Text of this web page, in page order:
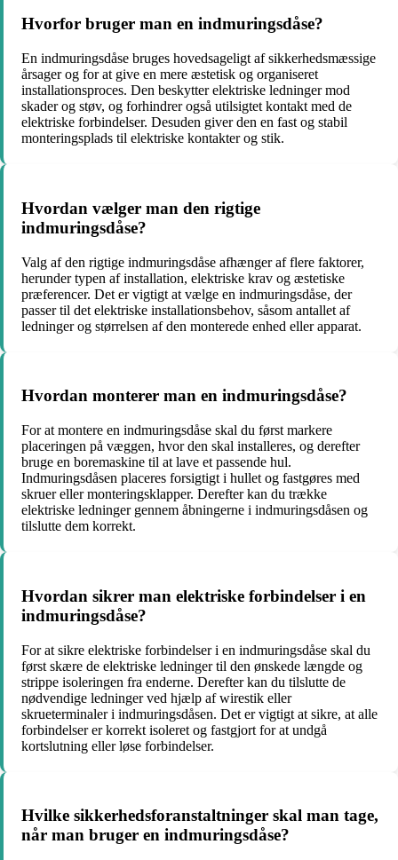
Hvorfor bruger man en indmuringsdåse?
En indmuringsdåse bruges hovedsageligt af sikkerhedsmæssige
årsager og for at give en mere æstetisk og organiseret
installationsproces. Den beskytter elektriske ledninger mod
skader og støv, og forhindrer også utilsigtet kontakt med de
elektriske forbindelser. Desuden giver den en fast og stabil
monteringsplads til elektriske kontakter og stik.
Hvordan vælger man den rigtige
indmuringsdåse?
Valg af den rigtige indmuringsdåse afhænger af flere faktorer,
herunder typen af installation, elektriske krav og æstetiske
præferencer. Det er vigtigt at vælge en indmuringsdåse, der
passer til det elektriske installationsbehov, såsom antallet af
ledninger og størrelsen af den monterede enhed eller apparat.
Hvordan monterer man en indmuringsdåse?
For at montere en indmuringsdåse skal du først markere
placeringen på væggen, hvor den skal installeres, og derefter
bruge en boremaskine til at lave et passende hul.
Indmuringsdåsen placeres forsigtigt i hullet og fastgøres med
skruer eller monteringsklapper. Derefter kan du trække
elektriske ledninger gennem åbningerne i indmuringsdåsen og
tilslutte dem korrekt.
Hvordan sikrer man elektriske forbindelser i en
indmuringsdåse?
For at sikre elektriske forbindelser i en indmuringsdåse skal du
først skære de elektriske ledninger til den ønskede længde og
strippe isoleringen fra enderne. Derefter kan du tilslutte de
nødvendige ledninger ved hjælp af wirestik eller
skrueterminaler i indmuringsdåsen. Det er vigtigt at sikre, at alle
forbindelser er korrekt isoleret og fastgjort for at undgå
kortslutning eller løse forbindelser.
Hvilke sikkerhedsforanstaltninger skal man tage,
når man bruger en indmuringsdåse?